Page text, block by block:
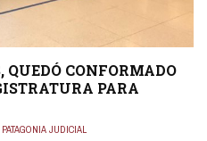
CONFORMADO
PARA
PATAGONIA JUDICIAL